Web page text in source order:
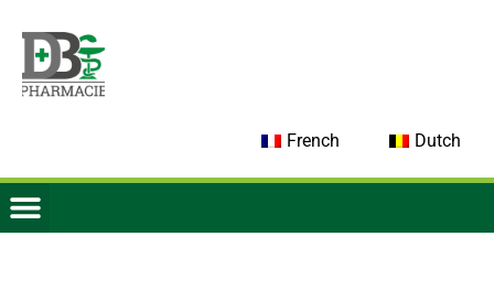
French Dutch